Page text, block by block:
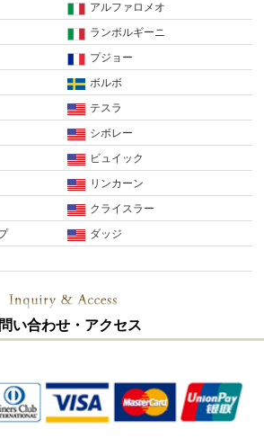
アルファロメオ
ランボルギーニ
プジョー
ボルボ
テスラ
シボレー
ビュイック
リンカーン
クライスラー
ダッジ
い合わせ・アクセス